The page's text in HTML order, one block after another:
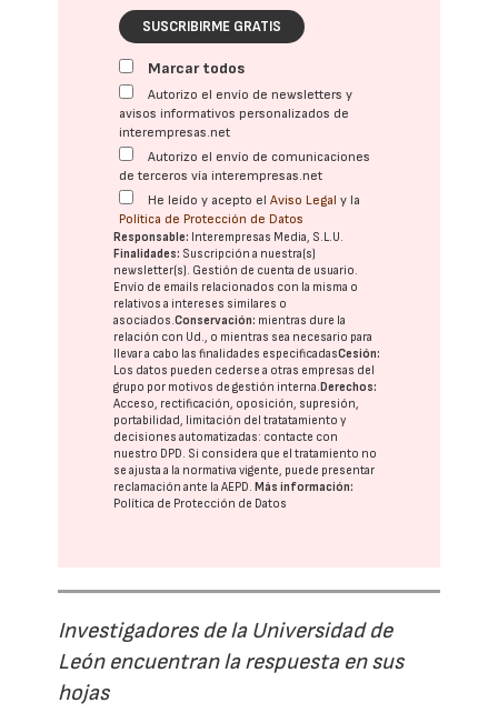
SUSCRIBIRME GRATIS
Marcar todos
Autorizo el envío de newsletters y
avisos informativos personalizados de
interempresas.net
Autorizo el envío de comunicaciones
de terceros vía interempresas.net
He leído y acepto elAviso Legal y la
Política de Protección de Datos
Responsable: Interempresas Media, S.L.U.
Finalidades: Suscripción a nuestra(s)
newsletter(s). Gestión de cuenta de usuario.
Envío de emails relacionados con la misma o
relativos a intereses similares o
asociados.Conservación: mientras dure la
relación con Ud., o mientras sea necesario para
llevar a cabo las finalidades especificadasCesión:
Los datos pueden cederse a otras empresas del
grupo por motivos de gestión interna.Derechos:
Acceso, rectificación, oposición, supresión,
portabilidad, limitación del tratatamiento y
decisiones automatizadas: contacte con
nuestro DPD. Si considera que el tratamiento no
se ajusta a la normativa vigente, puede presentar
reclamación ante laAEPD.Más información:
Política de Protección de Datos
Investigadores de la Universidad de
León encuentran la respuesta en sus
hojas